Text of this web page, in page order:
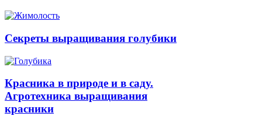
Секреты выращивания голубики
Красника в природе и в саду.
Агротехника выращивания
красники